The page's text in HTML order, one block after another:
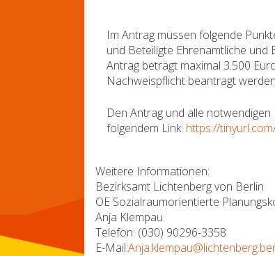
Im Antrag müssen folgende
und Beteiligte Ehrenamtliche und
Antrag beträgt maximal 3.500
Nachweispflicht beantragt
Den Antrag und alle
folgendem Link: https://
Weitere Informationen:
Bezirksamt Lichtenberg von Berlin
OE Sozialraumorientierte
Anja Klempau
Telefon: (030) 90296-3358
E-Mail: